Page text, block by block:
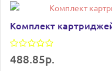
Комплект
488.85р.